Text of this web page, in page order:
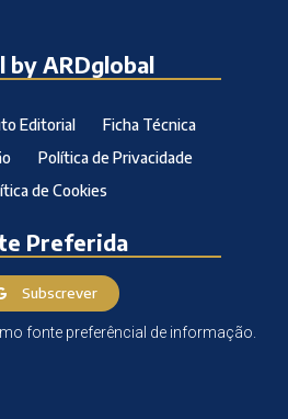
by ARDglobal
Editorial
Ficha Técnica
Política de Privacidade
de Cookies
Preferida
Subscrever
fonte preferêncial de informação.